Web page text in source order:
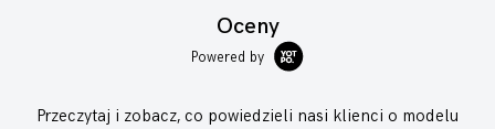
Oceny
Powered by
Przeczytaj i zobacz, co powiedzieli nasi klienci o modelu